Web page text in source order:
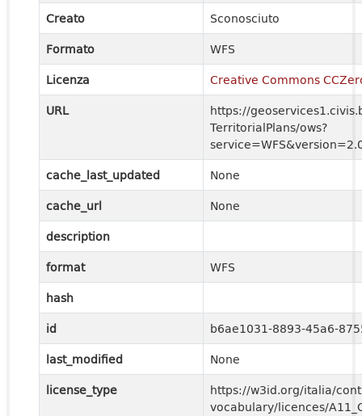
Creato
Sconosciuto
Formato
WFS
Licenza
Creative Commons
URL
https://
TerritorialPlans/ows?
cache_last_updated
None
cache_url
None
description
format
WFS
hash
id
b6ae1031-8893-45a6-
last_modified
None
license_type
https://w3id.org/italia/
vocabulary/licences/